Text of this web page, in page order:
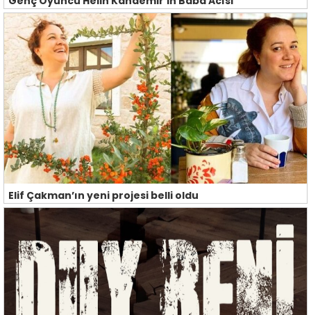
Elif Çakman’ın yeni projesi belli oldu